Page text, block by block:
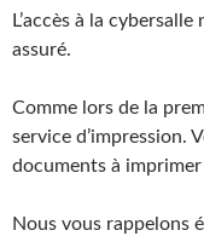
L’accès à la
assuré.
Comme lors de la
service d’impression.
documents à imprimer
Nous vous rappelons